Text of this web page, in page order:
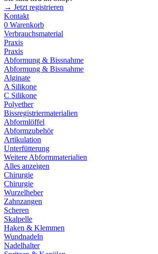
→ Jetzt registrieren
Kontakt
0 Warenkorb
Verbrauchsmaterial
Praxis
Praxis
Abformung & Bissnahme
Abformung & Bissnahme
Alginate
A Silikone
C Silikone
Polyether
Bissregistriermaterialien
Abformlöffel
Abformzubehör
Artikulation
Unterfütterung
Weitere Abformmaterialien
Alles anzeigen
Chirurgie
Chirurgie
Wurzelheber
Zahnzangen
Scheren
Skalpelle
Haken & Klemmen
Wundnadeln
Nadelhalter